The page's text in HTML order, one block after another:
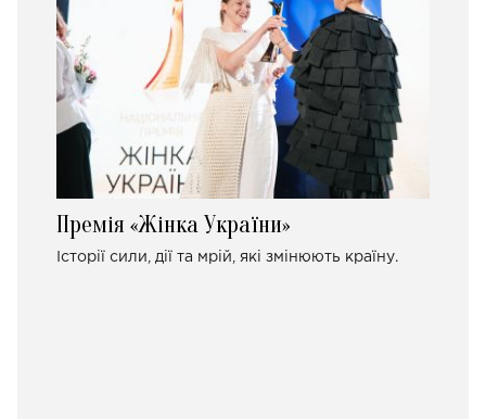
Премія «Жінка України»
Історії сили, дії та мрій, які змінюють країну.